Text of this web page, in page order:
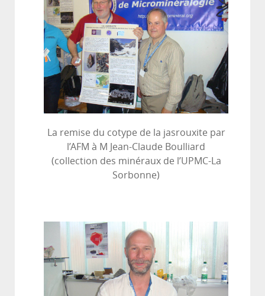
La remise du cotype de la jasrouxite par
l’AFM à M Jean-Claude Boulliard
(collection des minéraux de l’UPMC-La
Sorbonne)